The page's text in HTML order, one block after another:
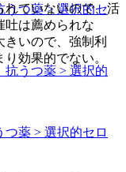
うつ薬 > 選択的セ
抗うつ薬 > 選択的
つ薬 > 選択的セロ
れていないので、活
吐は薦められな
いので、強制利
効果的でない。